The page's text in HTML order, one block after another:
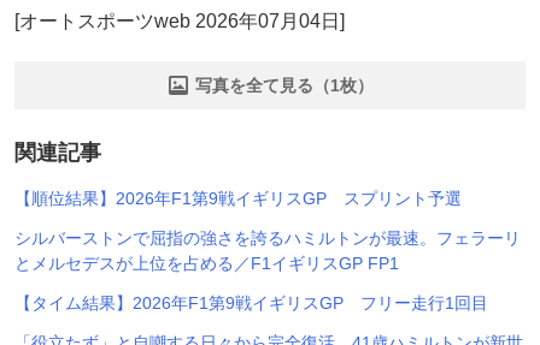
[オートスポーツweb 2026年07月04日]
写真を全て見る（1枚）
関連記事
【順位結果】2026年F1第9戦イギリスGP スプリント予選
シルバーストンで屈指の強さを誇るハミルトンが最速。フェラーリ
とメルセデスが上位を占める／F1イギリスGP FP1
【タイム結果】2026年F1第9戦イギリスGP フリー走行1回目